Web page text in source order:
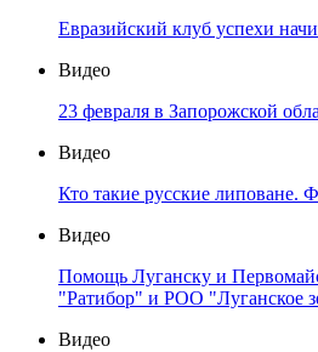
Евразийский клуб успехи
Видео
23 февраля в Запорожской
Видео
Кто такие русские липоване.
Видео
Помощь Луганску и
"Ратибор" и РОО "Луганское
Видео